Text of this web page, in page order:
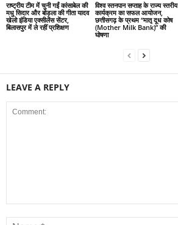
राष्ट्रीय टीम में चुनी गईं कांसाबेल की
मधु सिदार और बोड़ला की गीता यादव
खेलो इंडिया एक्सीलेंस सेंटर,
बिलासपुर में ले रहीं प्रशिक्षण
विश्व स्तनपान सप्ताह के राज्य स्तरीय
कार्यक्रम का सफल आयोजन,
छत्तीसगढ़ के प्रथम “मातृ दूध कोष
(Mother Milk Bank)” की
घोषणा
LEAVE A REPLY